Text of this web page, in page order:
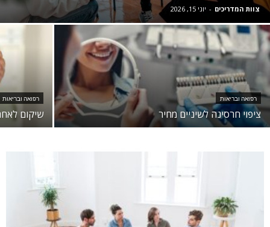
צוות המדריכים - יוני 15, 2026
רפואה ובריאות
ציפוי חרסינה לשיניים מחיר
רפואה ובריאות
שיקום